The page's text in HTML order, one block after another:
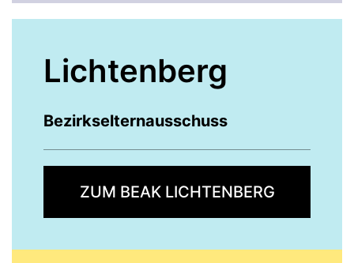
Lichtenberg
Bezirkselternausschuss
ZUM BEAK LICHTENBERG